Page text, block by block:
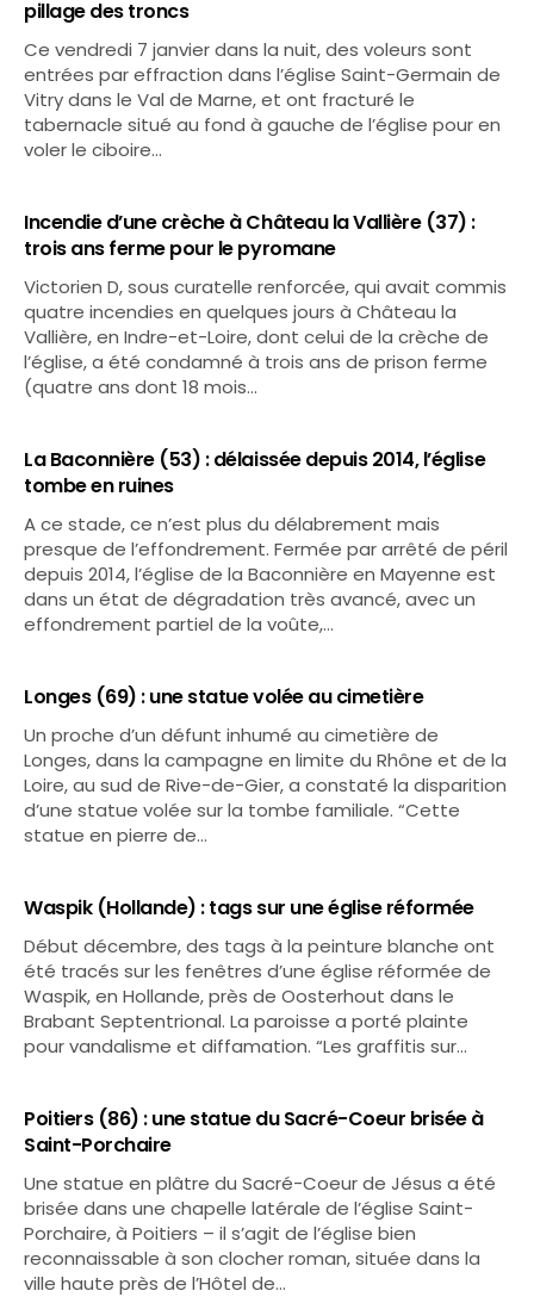
pillage des troncs
Ce vendredi 7 janvier dans la nuit, des voleurs sont
entrées par effraction dans l’église Saint-Germain de
Vitry dans le Val de Marne, et ont fracturé le
tabernacle situé au fond à gauche de l’église pour en
voler le ciboire…
Incendie d’une crèche à Château la Vallière (37) :
trois ans ferme pour le pyromane
Victorien D, sous curatelle renforcée, qui avait commis
quatre incendies en quelques jours à Château la
Vallière, en Indre-et-Loire, dont celui de la crèche de
l’église, a été condamné à trois ans de prison ferme
(quatre ans dont 18 mois…
La Baconnière (53) : délaissée depuis 2014, l’église
tombe en ruines
A ce stade, ce n’est plus du délabrement mais
presque de l’effondrement. Fermée par arrêté de péril
depuis 2014, l’église de la Baconnière en Mayenne est
dans un état de dégradation très avancé, avec un
effondrement partiel de la voûte,…
Longes (69) : une statue volée au cimetière
Un proche d’un défunt inhumé au cimetière de
Longes, dans la campagne en limite du Rhône et de la
Loire, au sud de Rive-de-Gier, a constaté la disparition
d’une statue volée sur la tombe familiale. “Cette
statue en pierre de…
Waspik (Hollande) : tags sur une église réformée
Début décembre, des tags à la peinture blanche ont
été tracés sur les fenêtres d’une église réformée de
Waspik, en Hollande, près de Oosterhout dans le
Brabant Septentrional. La paroisse a porté plainte
pour vandalisme et diffamation. “Les graffitis sur…
Poitiers (86) : une statue du Sacré-Coeur brisée à
Saint-Porchaire
Une statue en plâtre du Sacré-Coeur de Jésus a été
brisée dans une chapelle latérale de l’église Saint-
Porchaire, à Poitiers – il s’agit de l’église bien
reconnaissable à son clocher roman, située dans la
ville haute près de l’Hôtel de…